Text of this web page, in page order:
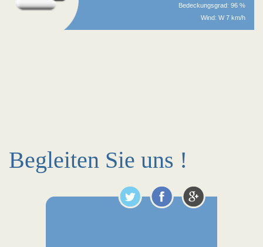
Bedeckungsgrad: 96 %
Wind: W 7 km/h
Begleiten Sie uns !